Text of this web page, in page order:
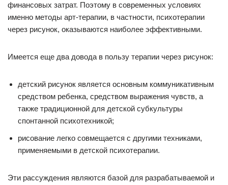
финансовых затрат. Поэтому в современных условиях
именно методы арт-терапии, в частности, психотерапии
через рисунок, оказываются наиболее эффективными.
Имеется еще два довода в пользу терапии через рисунок:
детский рисунок является основным коммуникативным
средством ребенка, средством выражения чувств, а
также традиционной для детской субкультуры
спонтанной психотехникой;
рисование легко совмещается с другими техниками,
применяемыми в детской психотерапии.
Эти рассуждения являются базой для разрабатываемой и